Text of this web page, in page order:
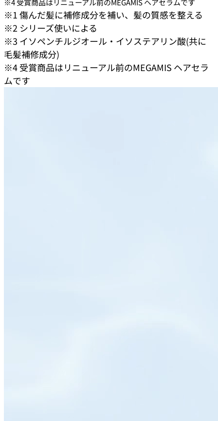
※4 受賞商品はリニューアル前のMEGAMIS ヘアセラムです
※1 傷んだ髪に補修成分を補い、髪の質感を整える​
※2 シリーズ使いによる​
※3 イソペンチルジオール・イソステアリン酸(共に
毛髪補修成分)​
※4 受賞商品はリニューアル前のMEGAMIS ヘアセラ
ムです